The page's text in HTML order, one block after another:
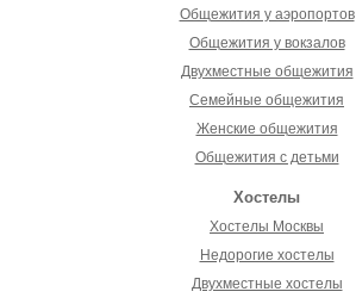
Общежития у аэропортов
Общежития у вокзалов
Двухместные общежития
Семейные общежития
Женские общежития
Общежития с детьми
Хостелы
Хостелы Москвы
Недорогие хостелы
Двухместные хостелы